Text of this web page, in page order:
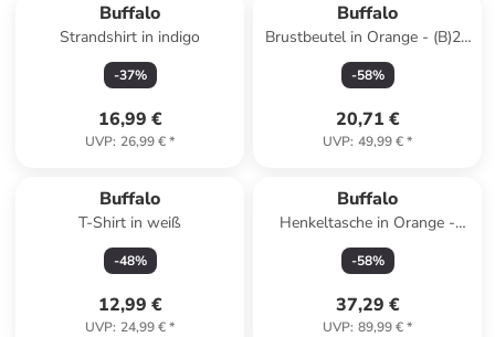
Buffalo
Strandshirt in indigo
-37%
16,99 €
UVP: 26,99 €*
Buffalo
Brustbeutel in Orange - (B)25
x (H)13 x (T)9 cm
-58%
20,71 €
UVP: 49,99 €*
Buffalo
T-Shirt in weiß
-48%
12,99 €
UVP: 24,99 €*
Buffalo
Henkeltasche in Orange -
(B)23 x (T)11 cm
-58%
37,29 €
UVP: 89,99 €*